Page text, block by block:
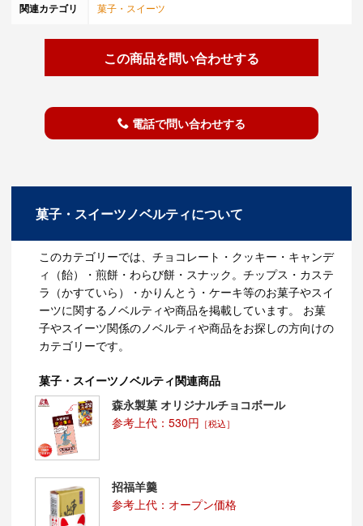
関連カテゴリ 菓子・スイーツ
この商品を問い合わせする
電話で問い合わせする
菓子・スイーツノベルティについて
このカテゴリーでは、チョコレート・クッキー・キャンデ
ィ（飴）・煎餅・わらび餅・スナック。チップス・カステ
ラ（かすていら）・かりんとう・ケーキ等のお菓子やスイ
ーツに関するノベルティや商品を掲載しています。 お菓
子やスイーツ関係のノベルティや商品をお探しの方向けの
カテゴリーです。
菓子・スイーツノベルティ関連商品
森永製菓 オリジナルチョコボール
参考上代：530円 ［税込］
招福羊羹
参考上代：オープン価格